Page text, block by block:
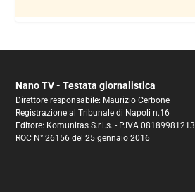
Nano TV - Testata giornalistica
Direttore responsabile: Maurizio Cerbone
Registrazione al Tribunale di Napoli n.16
Editore: Komunitas S.r.l.s. - P.IVA 08189981213
ROC N° 26156 del 25 gennaio 2016